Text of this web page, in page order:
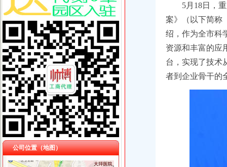
公司位置（地图）
5月18日，
案》（以下简称
绍，作为全市科
资源和丰富的应
台，实现了技术
者到企业骨干的